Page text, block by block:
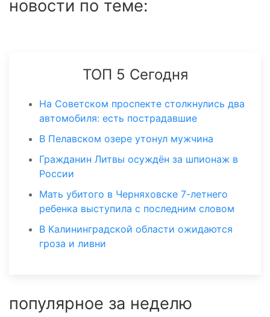
новости по теме:
ТОП 5 Сегодня
На Советском проспекте столкнулись два
автомобиля: есть пострадавшие
В Пелавском озере утонул мужчина
Гражданин Литвы осуждён за шпионаж в
России
Мать убитого в Черняховске 7-летнего
ребенка выступила с последним словом
В Калининградской области ожидаются
гроза и ливни
популярное за неделю